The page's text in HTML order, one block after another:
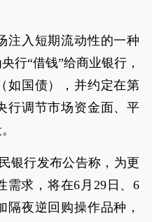
注入短期流动性的一种
行“借钱”给商业银行，
如国债），并约定在第
行调节市场资金面、平
银行发布公告称，为更
需求，将在6月29日、6
隔夜逆回购操作品种，